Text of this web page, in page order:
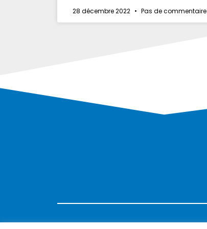
28 décembre 2022 Pas de commentaire